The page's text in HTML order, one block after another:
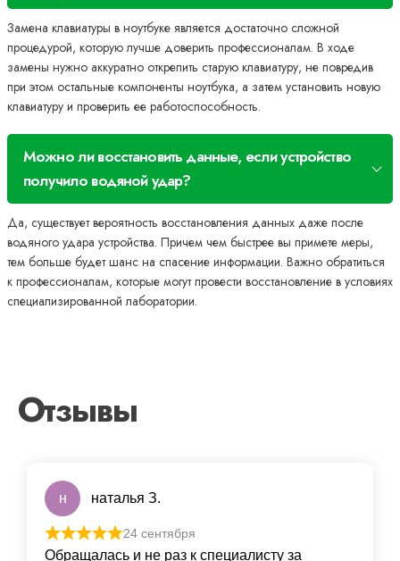
Замена клавиатуры в ноутбуке является достаточно сложной
процедурой, которую лучше доверить профессионалам. В ходе
замены нужно аккуратно открепить старую клавиатуру, не повредив
при этом остальные компоненты ноутбука, а затем установить новую
клавиатуру и проверить ее работоспособность.
Можно ли восстановить данные, если устройство
получило водяной удар?
Да, существует вероятность восстановления данных даже после
водяного удара устройства. Причем чем быстрее вы примете меры,
тем больше будет шанс на спасение информации. Важно обратиться
к профессионалам, которые могут провести восстановление в условиях
специализированной лаборатории.
Отзывы
н наталья З.
24 сентября
Обращалась и не раз к специалисту за